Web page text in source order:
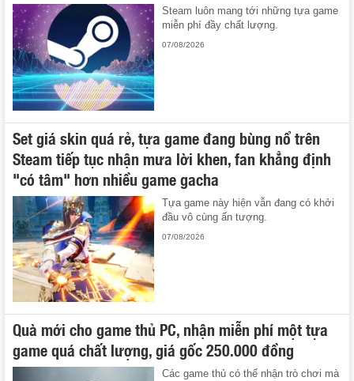
Steam luôn mang tới những tựa game
miễn phí đầy chất lượng.
07/08/2026
Set giá skin quá rẻ, tựa game đang bùng nổ trên
Steam tiếp tục nhận mưa lời khen, fan khẳng định
"có tâm" hơn nhiều game gacha
Tựa game này hiện vẫn đang có khởi
đầu vô cùng ấn tượng.
07/08/2026
Quà mới cho game thủ PC, nhận miễn phí một tựa
game quá chất lượng, giá gốc 250.000 đồng
Các game thủ có thể nhận trò chơi mà